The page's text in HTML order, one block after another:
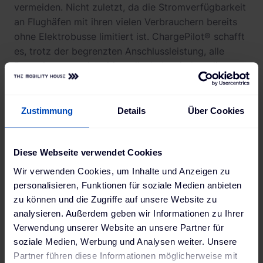
Zustimmung Details Über Cookies
Diese Webseite verwendet Cookies
Wir verwenden Cookies, um Inhalte und Anzeigen zu
personalisieren, Funktionen für soziale Medien anbieten
zu können und die Zugriffe auf unsere Website zu
analysieren. Außerdem geben wir Informationen zu Ihrer
Verwendung unserer Website an unsere Partner für
soziale Medien, Werbung und Analysen weiter. Unsere
Partner führen diese Informationen möglicherweise mit
vermeiden. Nicht zuletzt, da die Stromverfügbarkeit
an Flughäfen mit ihren vielen Verbrauchern bereits
ohne Elektrobusse limitiert ist. ChargePilot® schafft
es, trotz der begrenzten Anschlussleistung, alle
Busse immer rechtzeitig vollzuladen, indem die
Ladevorgänge zeitlich gestaffelt oder parallelisiert
Funktionen hat der Betreiber dabei stets einen
detaillierten Überblick über die Ladestände und den
"Am Hangar, wo die Busse geparkt und
geladen werde, hatten wir laut der
Ausschreibung von Avinor nur 150 kW zur
Verfügung. Bei einer schnellen